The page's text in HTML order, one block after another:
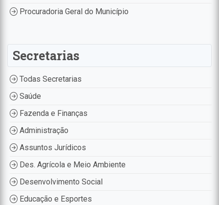
Procuradoria Geral do Município
Secretarias
Todas Secretarias
Saúde
Fazenda e Finanças
Administração
Assuntos Jurídicos
Des. Agrícola e Meio Ambiente
Desenvolvimento Social
Educação e Esportes